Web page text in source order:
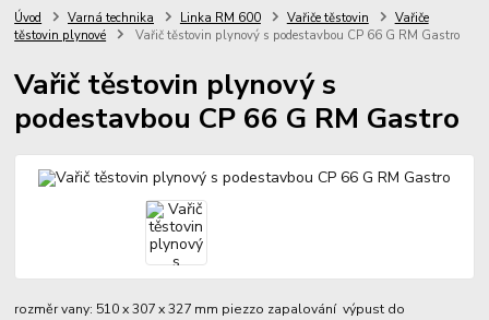
Úvod Varná technika Linka RM 600 Vařiče těstovin
Vařiče
těstovin plynové
Vařič těstovin plynový s podestavbou CP 66 G RM Gastro
Vařič těstovin plynový s
podestavbou CP 66 G RM Gastro
rozměr vany: 510 x 307 x 327 mm piezzo zapalování výpust do